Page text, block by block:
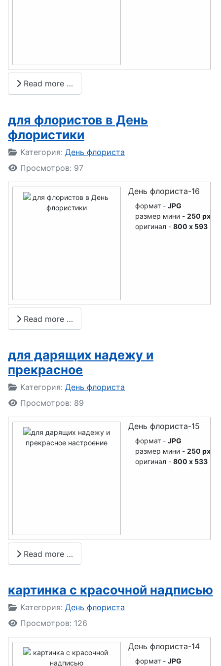
мастера
День
я
День
настольног
о тенниса
День
косметолог
День
космонавти
День рок-н-
ролла
День
пожарной
охраны
День
День
ликвидации
ых аварий
День
скорой мед
День танца
Read more …
для флористов в День
флористики
Подробности
Категория: День флориста
Просмотров: 97
День флориста-16
формат - JPG
размер мини - 250 px
оригинал - 800 x 593
Read more …
для дарящих надежу и
прекрасное
Подробности
Категория: День флориста
Просмотров: 89
День флориста-15
формат - JPG
размер мини - 250 px
оригинал - 800 x 533
Read more …
картинка с красочной надписью
Подробности
Категория: День флориста
Просмотров: 126
День флориста-14
формат - JPG